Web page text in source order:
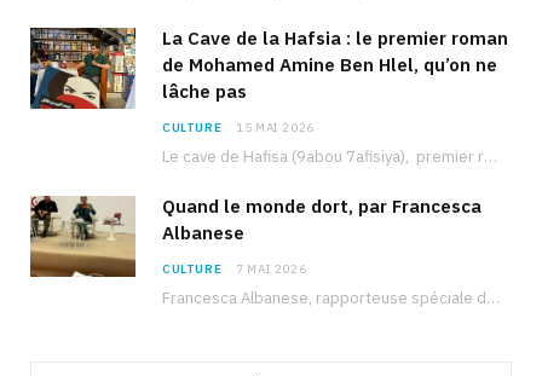
La Cave de la Hafsia : le premier roman
de Mohamed Amine Ben Hlel, qu’on ne
lâche pas
CULTURE 15 MAI 2026
Le cave de Hafisa (9abou 7afisiya), premier roman du journaliste tunisien Mohamed Amine Ben Hlel,…
Quand le monde dort, par Francesca
Albanese
CULTURE 7 MAI 2026
Francesca Albanese, rapporteuse spéciale de l’ONU sur les territoires palestiniens occupés, était à Tunis pour…